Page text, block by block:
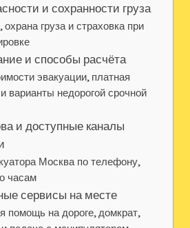
и сохранности груза
охрана груза и страховка при
и способы расчёта
эвакуации, платная
варианты недорогой срочной
и доступные каналы
Москва по телефону,
часам
сервисы на месте
помощь на дороге, домкрат,